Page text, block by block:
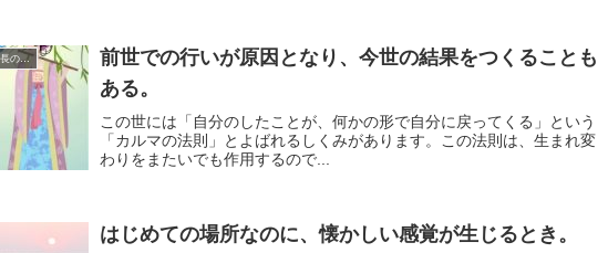
カルマの法則・波長の法則
前世での行いが原因となり、今世の結果をつくることも
ある。
この世には「自分のしたことが、何かの形で自分に戻ってくる」という
「カルマの法則」とよばれるしくみがあります。この法則は、生まれ変
わりをまたいでも作用するので...
はじめての場所なのに、懐かしい感覚が生じるとき。